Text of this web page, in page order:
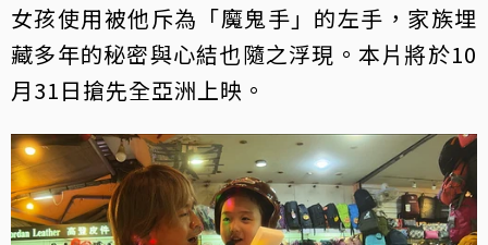
女孩使用被他斥為「魔鬼手」的左手，家族埋
藏多年的秘密與心結也隨之浮現。本片將於10
月31日搶先全亞洲上映。